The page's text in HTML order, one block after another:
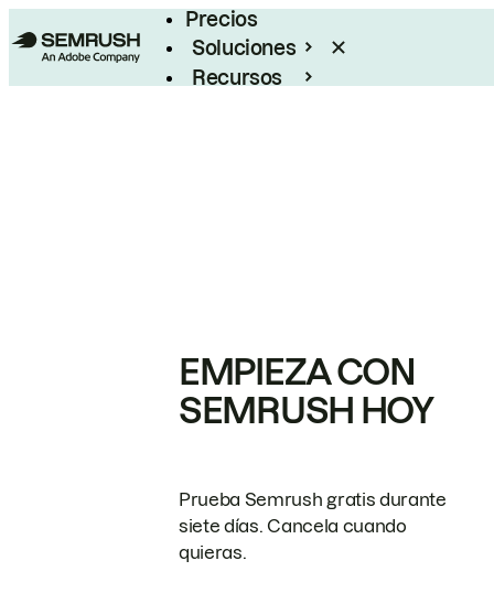
Precios
Soluciones
Recursos
EMPIEZA CON
SEMRUSH HOY
Prueba Semrush gratis durante
siete días. Cancela cuando
quieras.